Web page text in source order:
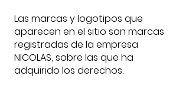
Las marcas y logotipos que
aparecen en el sitio son marcas
registradas de la empresa
NICOLAS, sobre las que ha
adquirido los derechos.